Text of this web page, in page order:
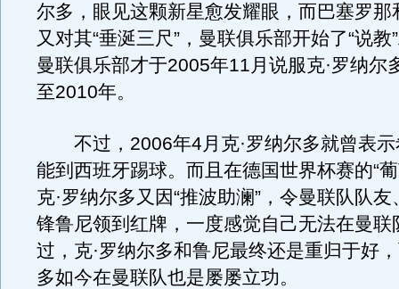
尔多，眼见这颗新星愈发耀眼，而巴塞罗那
又对其“垂涎三尺”，曼联俱乐部开始了“说教
曼联俱乐部才于2005年11月说服克·罗纳尔
至2010年。
不过，2006年4月克·罗纳尔多就曾表示
能到西班牙踢球。而且在德国世界杯赛的“
克·罗纳尔多又因“推波助澜”，令曼联队队
锋鲁尼领到红牌，一度感觉自己无法在曼联
过，克·罗纳尔多和鲁尼最终还是重归于好
多如今在曼联队也是屡屡立功。